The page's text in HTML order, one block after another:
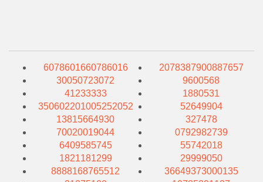
6078601660786016
30050723072
41233333
350602201005252052
13815664930
70020019044
6409585745
1821181299
8888168765512
2078387900887657
9600568
1880531
52649904
327478
0792982739
55742018
29999050
36649373000135